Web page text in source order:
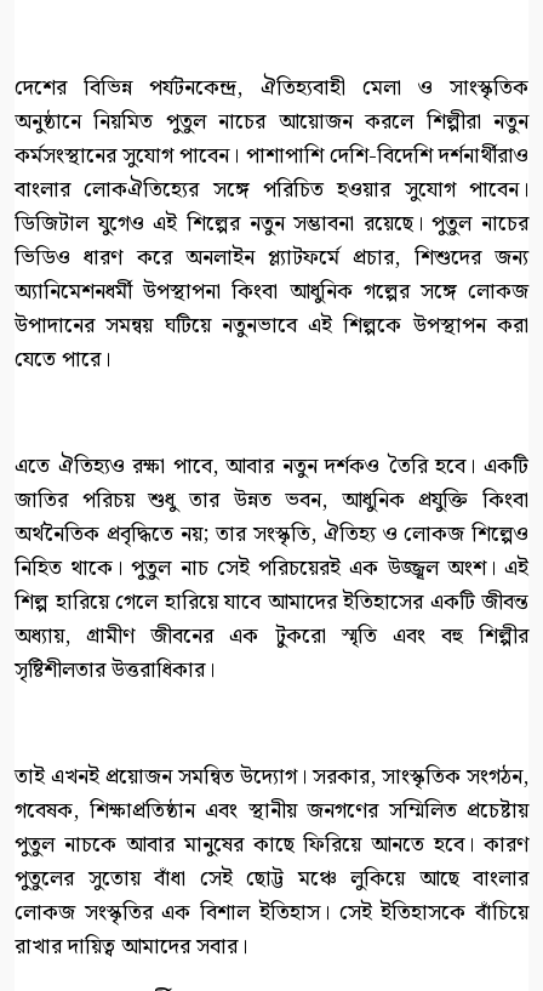
দেশের বিভিন্ন পর্যটনকেন্দ্র, ঐতিহ্যবাহী মেলা ও সাংস্কৃতিক
অনুষ্ঠানে নিয়মিত পুতুল নাচের আয়োজন করলে শিল্পীরা নতুন
কর্মসংস্থানের সুযোগ পাবেন। পাশাপাশি দেশি-বিদেশি দর্শনার্থীরাও
বাংলার লোকঐতিহ্যের সঙ্গে পরিচিত হওয়ার সুযোগ পাবেন।
ডিজিটাল যুগেও এই শিল্পের নতুন সম্ভাবনা রয়েছে। পুতুল নাচের
ভিডিও ধারণ করে অনলাইন প্ল্যাটফর্মে প্রচার, শিশুদের জন্য
অ্যানিমেশনধর্মী উপস্থাপনা কিংবা আধুনিক গল্পের সঙ্গে লোকজ
উপাদানের সমন্বয় ঘটিয়ে নতুনভাবে এই শিল্পকে উপস্থাপন করা
যেতে পারে।
এতে ঐতিহ্যও রক্ষা পাবে, আবার নতুন দর্শকও তৈরি হবে। একটি
জাতির পরিচয় শুধু তার উন্নত ভবন, আধুনিক প্রযুক্তি কিংবা
অর্থনৈতিক প্রবৃদ্ধিতে নয়; তার সংস্কৃতি, ঐতিহ্য ও লোকজ শিল্পেও
নিহিত থাকে। পুতুল নাচ সেই পরিচয়েরই এক উজ্জ্বল অংশ। এই
শিল্প হারিয়ে গেলে হারিয়ে যাবে আমাদের ইতিহাসের একটি জীবন্ত
অধ্যায়, গ্রামীণ জীবনের এক টুকরো স্মৃতি এবং বহু শিল্পীর
সৃষ্টিশীলতার উত্তরাধিকার।
তাই এখনই প্রয়োজন সমন্বিত উদ্যোগ। সরকার, সাংস্কৃতিক সংগঠন,
গবেষক, শিক্ষাপ্রতিষ্ঠান এবং স্থানীয় জনগণের সম্মিলিত প্রচেষ্টায়
পুতুল নাচকে আবার মানুষের কাছে ফিরিয়ে আনতে হবে। কারণ
পুতুলের সুতোয় বাঁধা সেই ছোট্ট মঞ্চে লুকিয়ে আছে বাংলার
লোকজ সংস্কৃতির এক বিশাল ইতিহাস। সেই ইতিহাসকে বাঁচিয়ে
রাখার দায়িত্ব আমাদের সবার।